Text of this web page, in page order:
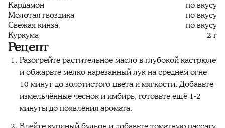
Кардамон
по вкусу
Молотая гвоздика
по вкусу
Свежая кинза
по вкусу
Куркума
2 г
Рецепт
Разогрейте растительное масло в глубокой кастрюле
и обжарьте мелко нарезанный лук на среднем огне
10 минут до золотистого цвета и мягкости. Добавьте
измельчённые чеснок и имбирь, готовьте ещё 1-2
минуты до появления аромата.